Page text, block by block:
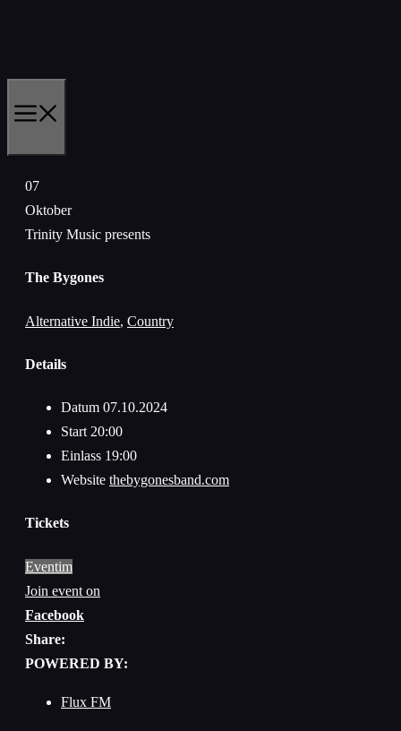
07
Oktober
Trinity Music presents
The Bygones
Alternative Indie, Country
Details
Datum 07.10.2024
Start 20:00
Einlass 19:00
Website thebygonesband.com
Tickets
Eventim
Join event on
Facebook
Share:
POWERED BY:
Flux FM